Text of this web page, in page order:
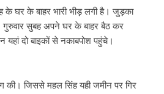
के घर के बाहर भारी भीड़ लगी है। जुड़का
गुरुवार सुबह अपने घर के बाहर बैठ कर
यहां दो बाइकों से नकाबपोश पहुंचे।
की। जिससे महल सिंह यही जमीन पर गिर